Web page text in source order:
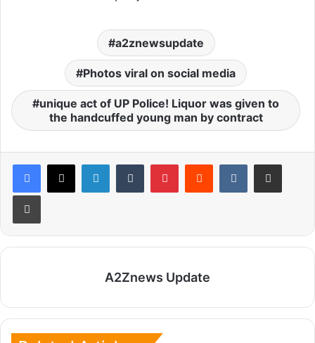
a2znewsupdate
Photos viral on social media
unique act of UP Police! Liquor was given to
the handcuffed young man by contract
A2Znews Update